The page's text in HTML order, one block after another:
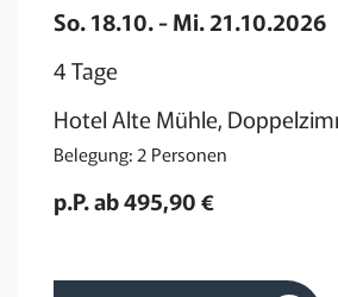
So. 18.10. - Mi. 21.10.2026
4 Tage
Hotel Alte Mühle,
Belegung: 2 Personen
p.P. ab 495,90 €